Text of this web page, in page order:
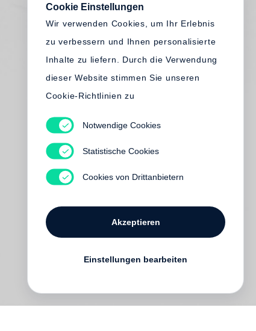
Cookie Einstellungen
Wir verwenden Cookies, um Ihr Erlebnis
zu verbessern und Ihnen personalisierte
Inhalte zu liefern. Durch die Verwendung
dieser Website stimmen Sie unseren
Cookie-Richtlinien zu
Notwendige Cookies
Statistische Cookies
Cookies von Drittanbietern
Akzeptieren
Einstellungen bearbeiten